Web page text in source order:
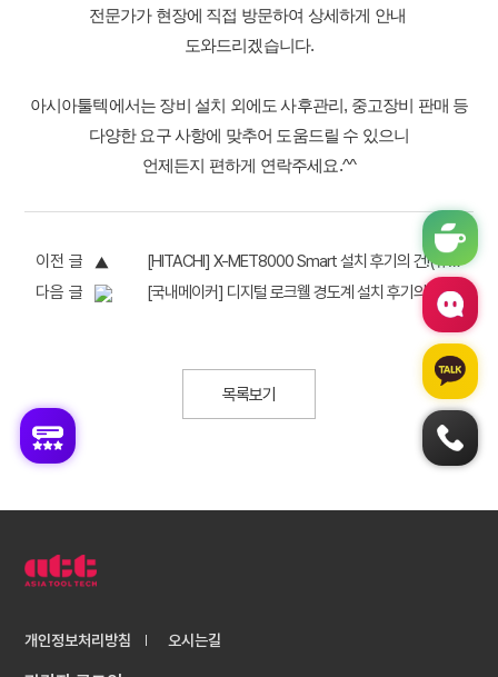
전문가가 현장에 직접 방문하여 상세하게 안내
도와드리겠습니다.
아시아툴텍에서는 장비 설치 외에도 사후관리, 중고장비 판매 등
다양한 요구 사항에 맞추어 도움드릴 수 있으니
언제든지 편하게 연락주세요.^^
이전 글
[HITACHI] X-MET8000 Smart 설치 후기의 건!(휴대용 XRF 측정기)
다음 글
[국내메이커] 디지털 로크웰 경도계 설치 후기의 건!
목록보기
개인정보처리방침 오시는길